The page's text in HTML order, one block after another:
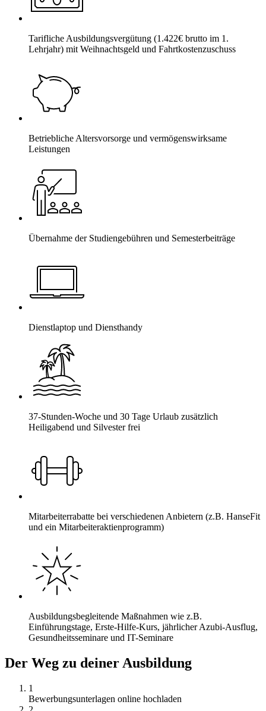
Tarifliche Ausbildungsvergütung (1.422€ brutto im 1.
Lehrjahr) mit Weihnachtsgeld und Fahrtkostenzuschuss
Betriebliche Altersvorsorge und vermögenswirksame
Leistungen
Übernahme der Studiengebühren und Semesterbeiträge
Dienstlaptop und Diensthandy
37-Stunden-Woche und 30 Tage Urlaub zusätzlich
Heiligabend und Silvester frei
Mitarbeiterrabatte bei verschiedenen Anbietern (z.B. HanseFit
und ein Mitarbeiteraktienprogramm)
Ausbildungsbegleitende Maßnahmen wie z.B.
Einführungstage, Erste-Hilfe-Kurs, jährlicher Azubi-Ausflug,
Gesundheitsseminare und IT-Seminare
Der Weg zu deiner Ausbildung
1
Bewerbungsunterlagen online hochladen